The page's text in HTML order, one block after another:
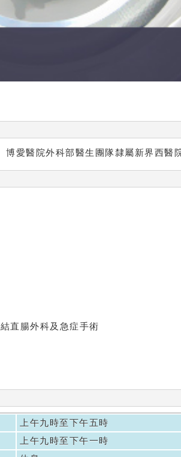
愛醫院外科部醫生團隊隸屬新界西醫
直腸外科及急症手術
上午九時至下午五時
上午九時至下午一時